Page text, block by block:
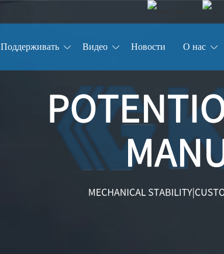
Поддерживать Видео Новости О нас